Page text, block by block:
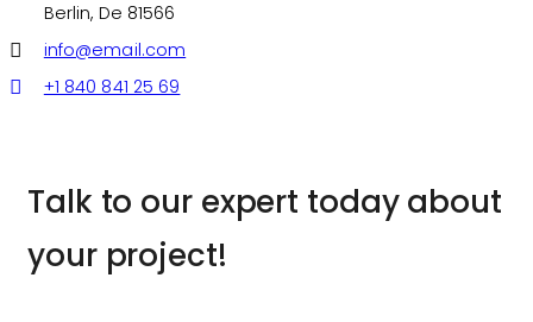
Berlin, De 81566
info@email.com
+1 840 841 25 69
Talk to our expert today about
your project!